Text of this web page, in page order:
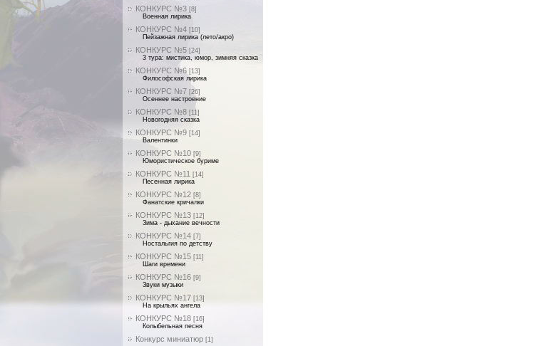
КОНКУРС №3 [8]
Военная лирика
КОНКУРС №4 [10]
Пейзажная лирика (лето/акро)
КОНКУРС №5 [24]
3 тура: мистика, юмор, зимняя сказка
КОНКУРС №6 [13]
Философская лирика
КОНКУРС №7 [26]
Осеннее настроение
КОНКУРС №8 [11]
Новогодняя сказка
КОНКУРС №9 [14]
Валентинки
КОНКУРС №10 [9]
Юмористическое буриме
КОНКУРС №11 [14]
Песенная лирика
КОНКУРС №12 [8]
Фанатские кричалки
КОНКУРС №13 [12]
Зима - дыхание вечности
КОНКУРС №14 [7]
Ностальгия по детству
КОНКУРС №15 [11]
Шаги времени
КОНКУРС №16 [9]
Звуки музыки
КОНКУРС №17 [13]
На крыльях ангела
КОНКУРС №18 [16]
Колыбельная песня
Конкурс миниатюр [1]